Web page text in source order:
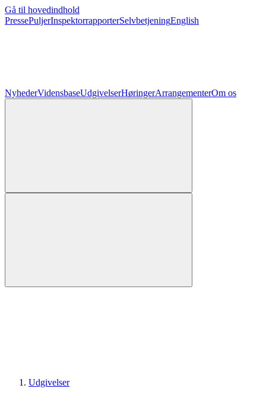
Gå til hovedindhold
PressePuljerInspektorrapporterSelvbetjeningEnglish
NyhederVidensbaseUdgivelserHøringerArrangementerOm os
Udgivelser